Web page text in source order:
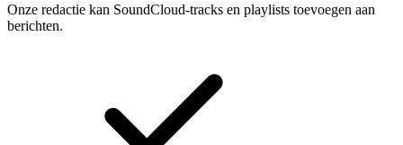
Onze redactie kan SoundCloud-tracks en playlists toevoegen aan
berichten.